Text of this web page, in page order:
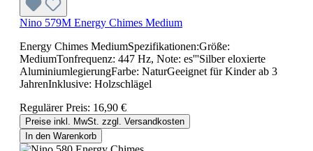
Nino 579M Energy Chimes Medium
Energy Chimes MediumSpezifikationen:Größe:
MediumTonfrequenz: 447 Hz, Note: es'''Silber eloxierte
AluminiumlegierungFarbe: NaturGeeignet für Kinder ab 3
JahrenInklusive: Holzschlägel
Regulärer Preis: 16,90 €
Preise inkl. MwSt. zzgl. Versandkosten
In den Warenkorb